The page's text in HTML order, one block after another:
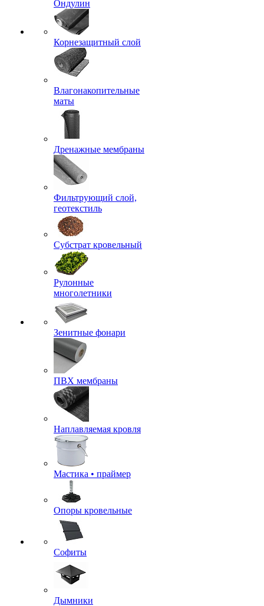
Ондулин
Корнезащитный слой
Влагонакопительные
маты
Дренажные мембраны
Фильтрующий слой,
геотекстиль
Субстрат кровельный
Рулонные
многолетники
Зенитные фонари
ПВХ мембраны
Наплавляемая кровля
Мастика • праймер
Опоры кровельные
Софиты
Дымники